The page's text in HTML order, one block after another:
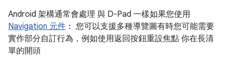
Android 架構通常會處理 與 D-Pad 一樣如果您使用
Navigation 元件 ： 您可以支援多種導覽圖有時您可能需要
實作部分自訂行為，例如使用返回按鈕重設焦點 你在長清
單的開頭